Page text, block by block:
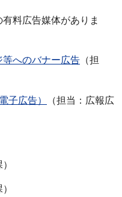
料広告媒体がありま
へのバナー広告 （担
子広告）
（担当：広報広